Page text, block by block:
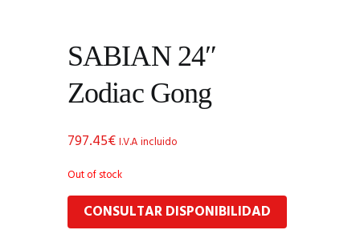
SABIAN 24″
Zodiac Gong
797.45€I.V.A incluido
Out of stock
CONSULTAR DISPONIBILIDAD